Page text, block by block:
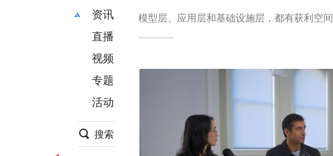
资讯
推荐
财经
项目推荐
安徽
直播
视频
专题
活动
搜索
模型层、应用层和基础设施层，都有获利空间